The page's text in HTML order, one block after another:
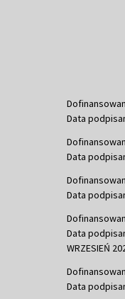
Data
Data
Data
Data
WRZESIEŃ
Data